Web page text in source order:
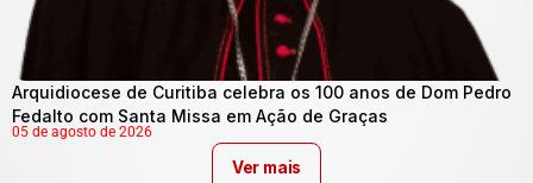
Arquidiocese de Curitiba celebra os 100 anos de Dom Pedro
Fedalto com Santa Missa em Ação de Graças
05 de agosto de 2026
Ver mais